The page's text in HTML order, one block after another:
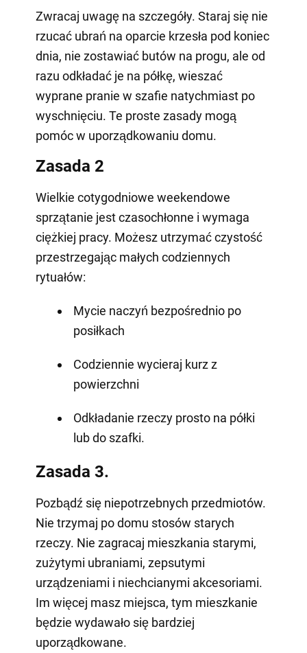
Zwracaj uwagę na szczegóły. Staraj się nie
rzucać ubrań na oparcie krzesła pod koniec
dnia, nie zostawiać butów na progu, ale od
razu odkładać je na półkę, wieszać
wyprane pranie w szafie natychmiast po
wyschnięciu. Te proste zasady mogą
pomóc w uporządkowaniu domu.
Zasada 2
Wielkie cotygodniowe weekendowe
sprzątanie jest czasochłonne i wymaga
ciężkiej pracy. Możesz utrzymać czystość
przestrzegając małych codziennych
rytuałów:
Mycie naczyń bezpośrednio po
posiłkach
Codziennie wycieraj kurz z
powierzchni
Odkładanie rzeczy prosto na półki
lub do szafki.
Zasada 3.
Pozbądź się niepotrzebnych przedmiotów.
Nie trzymaj po domu stosów starych
rzeczy. Nie zagracaj mieszkania starymi,
zużytymi ubraniami, zepsutymi
urządzeniami i niechcianymi akcesoriami.
Im więcej masz miejsca, tym mieszkanie
będzie wydawało się bardziej
uporządkowane.